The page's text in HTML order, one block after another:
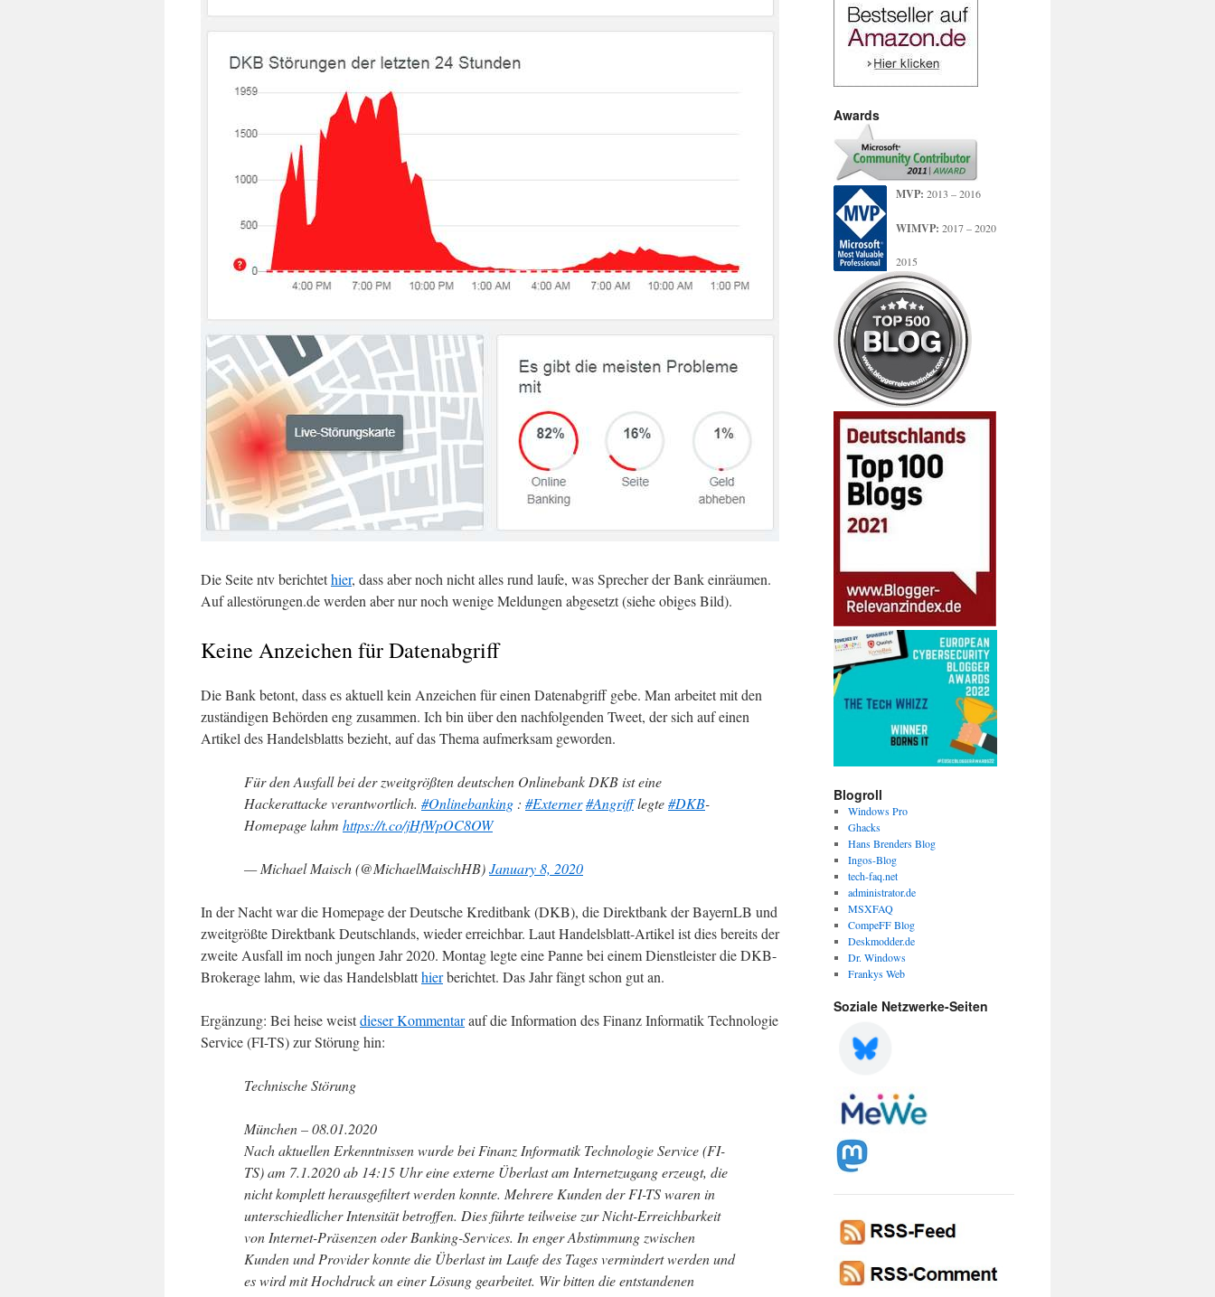
Die Seite ntv berichtethier, dass aber noch nicht alles rund laufe, was Sprecher der Bank einräumen.
Auf allestörungen.de werden aber nur noch wenige Meldungen abgesetzt (siehe obiges Bild).
Keine Anzeichen für Datenabgriff
Die Bank betont, dass es aktuell kein Anzeichen für einen Datenabgriff gebe. Man arbeitet mit den
zuständigen Behörden eng zusammen. Ich bin über den nachfolgenden Tweet, der sich auf einen
Artikel des Handelsblatts bezieht, auf das Thema aufmerksam geworden.
Für den Ausfall bei der zweitgrößten deutschen Onlinebank DKB ist eine
Hackerattacke verantwortlich. #Onlinebanking : #Externer#Angrifflegte#DKB-
Homepage lahm https://t.co/jHfWpOC8OW
— Michael Maisch (@MichaelMaischHB)January 8, 2020
In der Nacht war die Homepage der Deutsche Kreditbank (DKB), die Direktbank der BayernLB und
zweitgrößte Direktbank Deutschlands, wieder erreichbar. Laut Handelsblatt-Artikel ist dies bereits der
zweite Ausfall im noch jungen Jahr 2020. Montag legte eine Panne bei einem Dienstleister die DKB-
Brokerage lahm, wie das Handelsblatthierberichtet. Das Jahr fängt schon gut an.
Ergänzung: Bei heise weistdieser Kommentarauf die Information des Finanz Informatik Technologie
Service (FI-TS) zur Störung hin:
Technische Störung
München – 08.01.2020
Nach aktuellen Erkenntnissen wurde bei Finanz Informatik Technologie Service (FI-
TS) am 7.1.2020 ab 14:15 Uhr eine externe Überlast am Internetzugang erzeugt, die
nicht komplett herausgefiltert werden konnte. Mehrere Kunden der FI-TS waren in
unterschiedlicher Intensität betroffen. Dies führte teilweise zur Nicht-Erreichbarkeit
von Internet-Präsenzen oder Banking-Services. In enger Abstimmung zwischen
Kunden und Provider konnte die Überlast im Laufe des Tages vermindert werden und
es wird mit Hochdruck an einer Lösung gearbeitet. Wir bitten die entstandenen
Awards
MVP: 2013 – 2016
WIMVP: 2017 – 2020
2015
Blogroll
Windows Pro
Ghacks
Hans Brenders Blog
Ingos-Blog
tech-faq.net
administrator.de
MSXFAQ
CompeFF Blog
Deskmodder.de
Dr. Windows
Frankys Web
Soziale Netzwerke-Seiten